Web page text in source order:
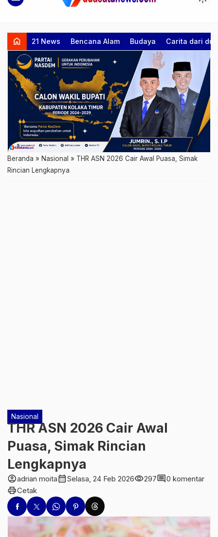
home 21 News Bencana Alam Budaya Carita dari
Beranda » Nasional » THR ASN 2026 Cair Awal Puasa, Simak
Rincian Lengkapnya
Nasional
THR ASN 2026 Cair Awal
Puasa, Simak Rincian
Lengkapnya
account_circleadrian moitacalendar_monthSelasa, 24 Feb 2026visibility297comment0 komentar
printCetak